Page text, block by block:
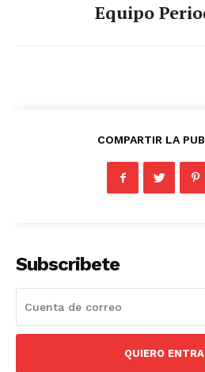
Equipo
COMPARTIR LA
Subscribete
QUIERO